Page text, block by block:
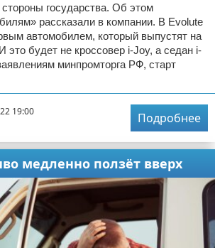
государства. Об этом
рассказали в компании. В Evolute
автомобилем, который выпустят на
это будет не кроссовер i-Joy, а седан i-
минпромторга РФ, старт
19:00
Подробнее
медленно ползёт вверх